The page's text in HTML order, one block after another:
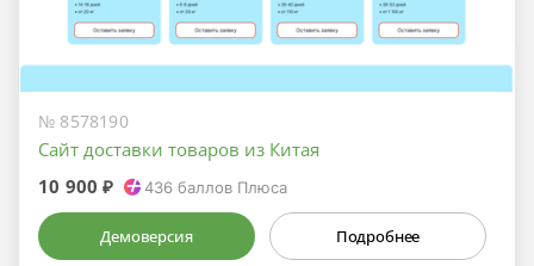
№ 8578190
Сайт доставки товаров из Китая
10 900 ₽
436баллов Плюса
Демоверсия Подробнее